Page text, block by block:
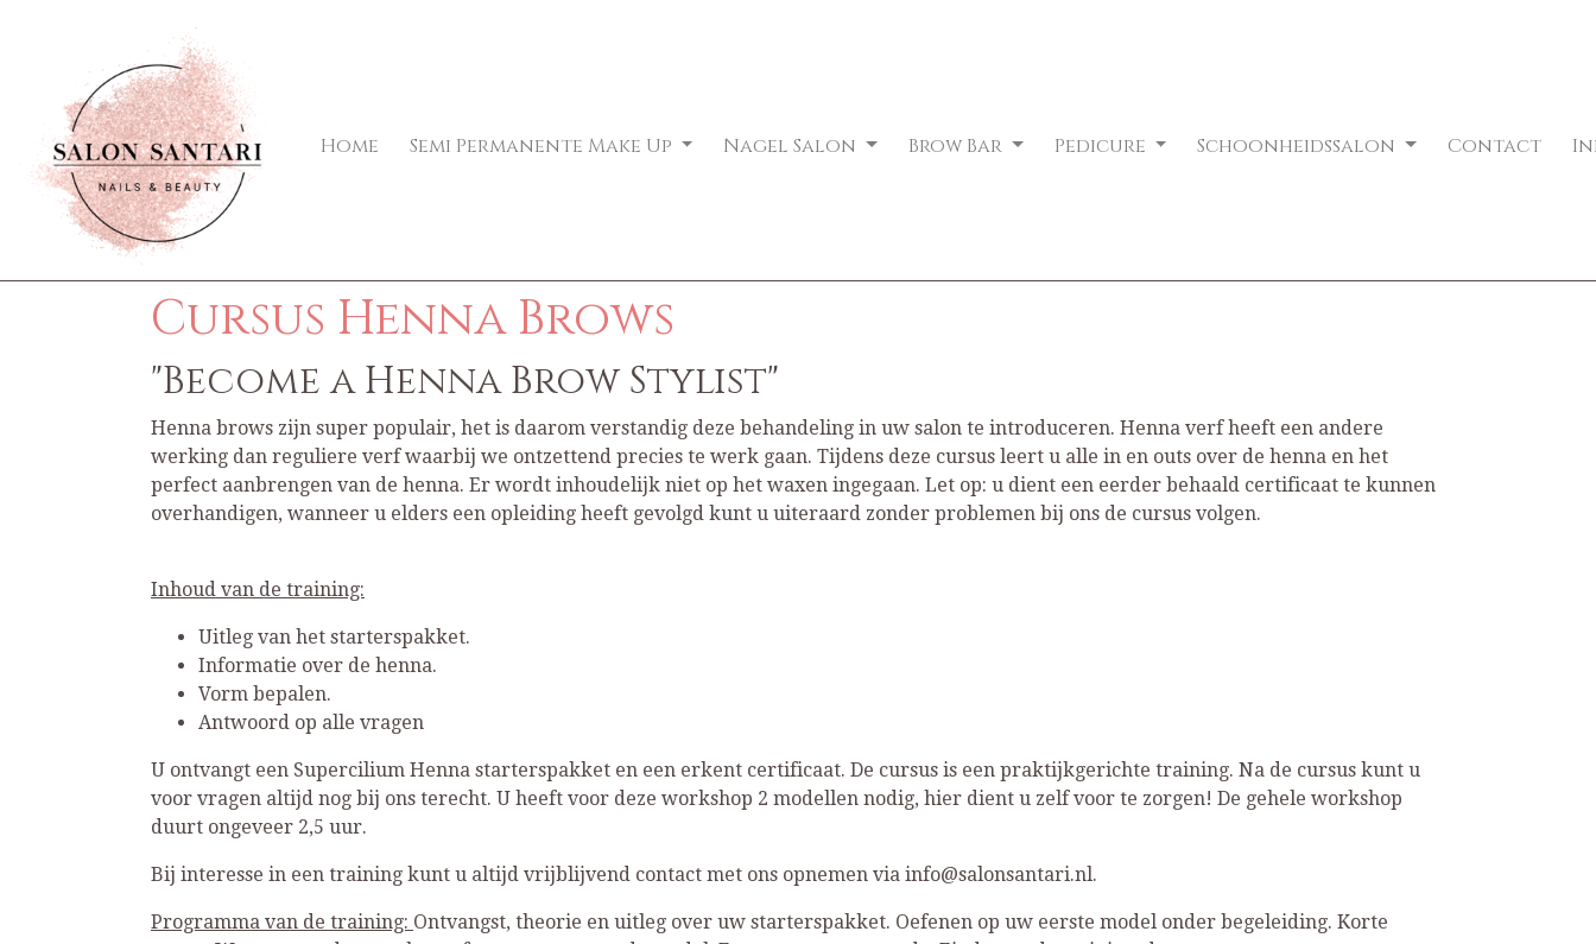
Home Semi Permanente Make Up Nagel Salon Brow Bar Pedicure Schoonheidssalon Contact
Cursus Henna Brows
"Become a Henna Brow Stylist"
Henna brows zijn super populair, het is daarom verstandig deze behandeling in uw salon te introduceren. Henna verf heeft een andere
werking dan reguliere verf waarbij we ontzettend precies te werk gaan. Tijdens deze cursus leert u alle in en outs over de henna en het
perfect aanbrengen van de henna. Er wordt inhoudelijk niet op het waxen ingegaan. Let op: u dient een eerder behaald certificaat te kunnen
overhandigen, wanneer u elders een opleiding heeft gevolgd kunt u uiteraard zonder problemen bij ons de cursus volgen.
Inhoud van de training:
Uitleg van het starterspakket.
Informatie over de henna.
Vorm bepalen.
Antwoord op alle vragen
U ontvangt een Supercilium Henna starterspakket en een erkent certificaat. De cursus is een praktijkgerichte training. Na de cursus kunt u
voor vragen altijd nog bij ons terecht. U heeft voor deze workshop 2 modellen nodig, hier dient u zelf voor te zorgen! De gehele workshop
duurt ongeveer 2,5 uur.
Bij interesse in een training kunt u altijd vrijblijvend contact met ons opnemen via info@salonsantari.nl.
Programma van de training: Ontvangst, theorie en uitleg over uw starterspakket. Oefenen op uw eerste model onder begeleiding. Korte